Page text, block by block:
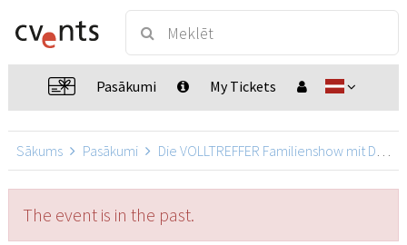
Pasākumi My Tickets
Sākums Pasākumi Die VOLLTREFFER Familienshow mit Daniel Kallauch
The event is in the past.